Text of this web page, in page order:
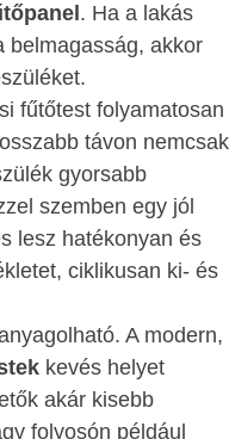
. Ha a lakás
belmagasság, akkor
fűtőtest folyamatosan
távon nemcsak
gyorsabb
szemben egy jól
lesz hatékonyan és
ciklikusan ki- és
A modern,
kevés helyet
akár kisebb
folyosón például